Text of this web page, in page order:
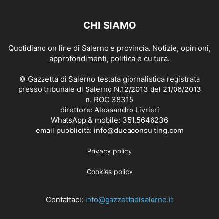
CHI SIAMO
Quotidiano on line di Salerno e provincia. Notizie, opinioni,
approfondimenti, politica e cultura.
© Gazzetta di Salerno testata giornalistica registrata
presso tribunale di Salerno N.12/2013 del 21/06/2013
n. ROC 38315
direttore: Alessandro Livrieri
WhatsApp & mobile: 351.5646236
email pubblicità: info@dueaconsulting.com
Privacy policy
Cookies policy
Contattaci: info@gazzettadisalerno.it